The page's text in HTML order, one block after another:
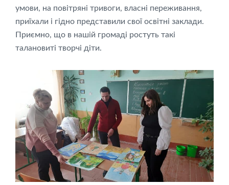
умови, на повітряні тривоги, власні переживання,
приїхали і гідно представили свої освітні заклади.
Приємно, що в нашій громаді ростуть такі
талановиті творчі діти.